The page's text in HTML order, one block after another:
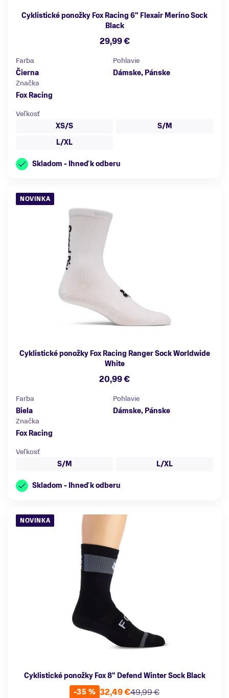
Cyklistické ponožky Fox Racing 6" Flexair Merino Sock
Black
29,99 €
Farba
Čierna
Pohlavie
Dámske, Pánske
Značka
Fox Racing
Veľkosť
XS/S
S/M
L/XL
Skladom - Ihneď k odberu
NOVINKA
Cyklistické ponožky Fox Racing Ranger Sock Worldwide
White
20,99 €
Farba
Biela
Pohlavie
Dámske, Pánske
Značka
Fox Racing
Veľkosť
S/M
L/XL
Skladom - Ihneď k odberu
NOVINKA
Cyklistické ponožky Fox 8" Defend Winter Sock Black
-35 %
49,99 €
32,49 €